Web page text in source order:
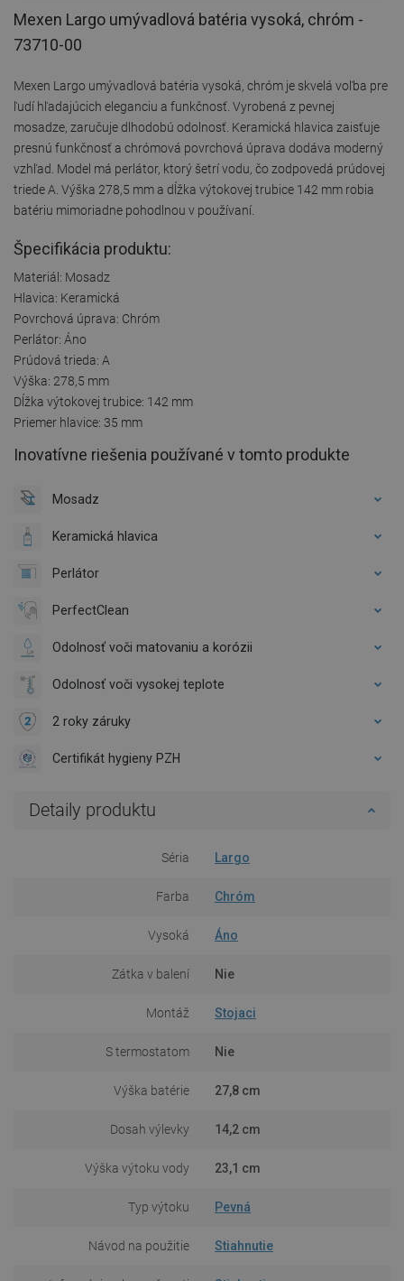
Mexen Largo umývadlová batéria vysoká, chróm -
73710-00
Mexen Largo umývadlová batéria vysoká, chróm je skvelá voľba pre
ľudí hľadajúcich eleganciu a funkčnosť. Vyrobená z pevnej
mosadze, zaručuje dlhodobú odolnosť. Keramická hlavica zaisťuje
presnú funkčnosť a chrómová povrchová úprava dodáva moderný
vzhľad. Model má perlátor, ktorý šetrí vodu, čo zodpovedá prúdovej
triede A. Výška 278,5 mm a dĺžka výtokovej trubice 142 mm robia
batériu mimoriadne pohodlnou v používaní.
Špecifikácia produktu:
Materiál: Mosadz
Hlavica: Keramická
Povrchová úprava: Chróm
Perlátor: Áno
Prúdová trieda: A
Výška: 278,5 mm
Dĺžka výtokovej trubice: 142 mm
Priemer hlavice: 35 mm
Inovatívne riešenia používané v tomto produkte
Mosadz
Keramická hlavica
Perlátor
PerfectClean
Odolnosť voči matovaniu a korózii
Odolnosť voči vysokej teplote
2 roky záruky
Certifikát hygieny PZH
Detaily produktu
Séria Largo
Farba Chróm
Vysoká Áno
Zátka v balení Nie
Montáž Stojaci
S termostatom Nie
Výška batérie 27,8 cm
Dosah výlevky 14,2 cm
Výška výtoku vody 23,1 cm
Typ výtoku Pevná
Návod na použitie Stiahnutie